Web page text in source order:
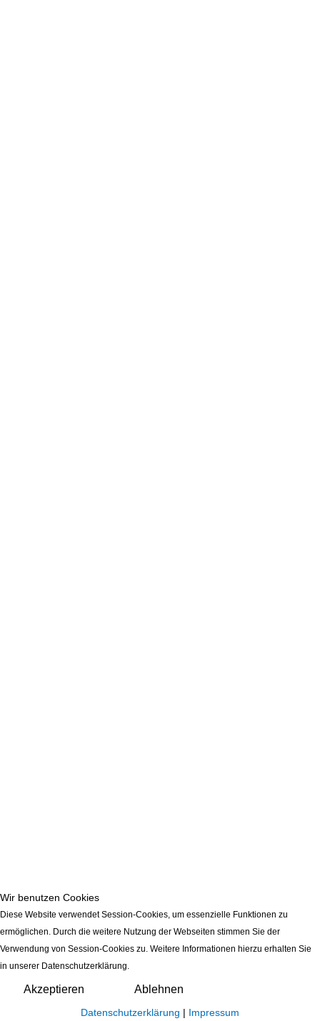
Wir benutzen Cookies
Diese Website verwendet Session-Cookies, um essenzielle Funktionen zu
ermöglichen. Durch die weitere Nutzung der Webseiten stimmen Sie der
Verwendung von Session-Cookies zu. Weitere Informationen hierzu erhalten Sie
in unserer Datenschutzerklärung.
Akzeptieren Ablehnen
Datenschutzerklärung | Impressum